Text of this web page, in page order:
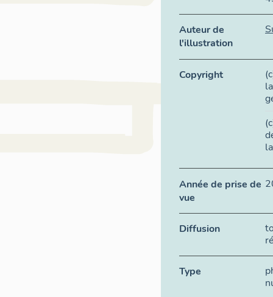
Auteur de
l'illustration
Copyright
Année de prise de
vue
Diffusion
Type